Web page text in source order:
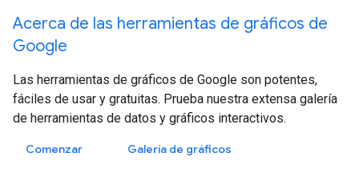
Acerca de las herramientas de gráficos de
Google
Las herramientas de gráficos de Google son potentes,
fáciles de usar y gratuitas. Prueba nuestra extensa galería
de herramientas de datos y gráficos interactivos.
Comenzar Galería de gráficos